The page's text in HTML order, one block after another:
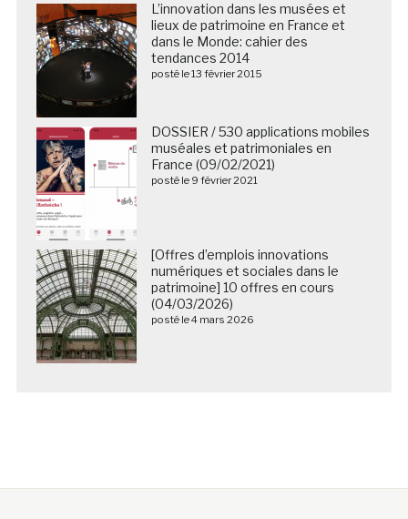
L’innovation dans les musées et
lieux de patrimoine en France et
dans le Monde: cahier des
tendances 2014
posté le 13 février 2015
DOSSIER / 530 applications mobiles
muséales et patrimoniales en
France (09/02/2021)
posté le 9 février 2021
[Offres d’emplois innovations
numériques et sociales dans le
patrimoine] 10 offres en cours
(04/03/2026)
posté le 4 mars 2026